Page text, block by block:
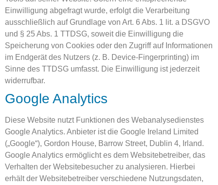
Einwilligung abgefragt wurde, erfolgt die Verarbeitung
ausschließlich auf Grundlage von Art. 6 Abs. 1 lit. a DSGVO
und § 25 Abs. 1 TTDSG, soweit die Einwilligung die
Speicherung von Cookies oder den Zugriff auf Informationen
im Endgerät des Nutzers (z. B. Device-Fingerprinting) im
Sinne des TTDSG umfasst. Die Einwilligung ist jederzeit
widerrufbar.
Google Analytics
Diese Website nutzt Funktionen des Webanalysedienstes
Google Analytics. Anbieter ist die Google Ireland Limited
(„Google“), Gordon House, Barrow Street, Dublin 4, Irland.
Google Analytics ermöglicht es dem Websitebetreiber, das
Verhalten der Websitebesucher zu analysieren. Hierbei
erhält der Websitebetreiber verschiedene Nutzungsdaten,